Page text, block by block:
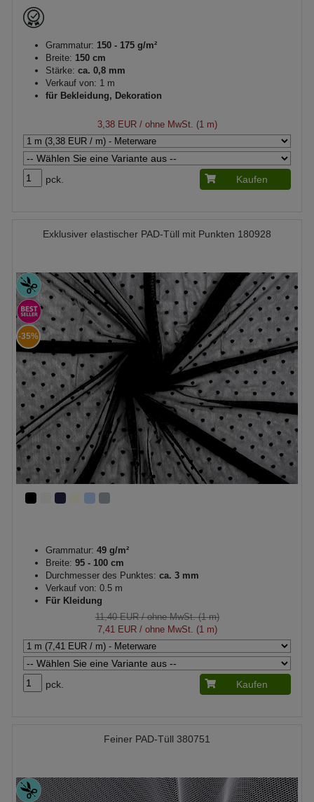
Grammatur: 150 - 175 g/m²
Breite: 150 cm
Stärke: ca. 0,8 mm
Verkauf von: 1 m
für Bekleidung, Dekoration
3,38 EUR/ ohne MwSt. (1 m)
pck. Kaufen
Exklusiver elastischer PAD-Tüll mit Punkten 180928
-35%
Grammatur: 49 g/m²
Breite: 95 - 100 cm
Durchmesser des Punktes: ca. 3 mm
Verkauf von: 0.5 m
Für Kleidung
11,40 EUR/ ohne MwSt. (1 m)
7,41 EUR/ ohne MwSt. (1 m)
pck. Kaufen
Feiner PAD-Tüll 380751